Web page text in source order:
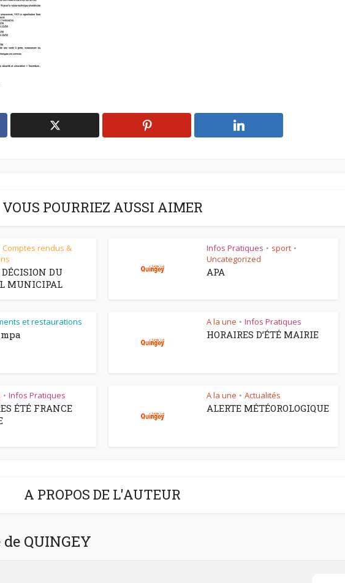
VOUS POURRIEZ AUSSI AIMER
Comptes rendus &
DÉCISION DU
MUNICIPAL
Infos Pratiques • sport •
Uncategorized
APA
et restaurations A la une • Infos Pratiques
HORAIRES D’ÉTÉ MAIRIE
• Infos Pratiques
ÉTÉ FRANCE
A la une • Actualités
ALERTE MÉTÉOROLOGIQUE
A PROPOS DE L'AUTEUR
QUINGEY